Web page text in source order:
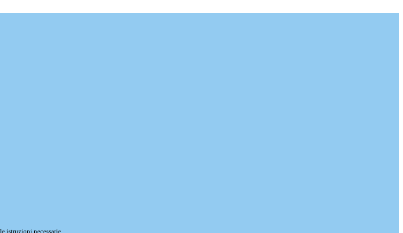
istruzioni necessarie.